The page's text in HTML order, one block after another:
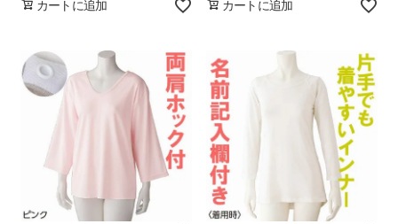
カートに追加 カートに追加